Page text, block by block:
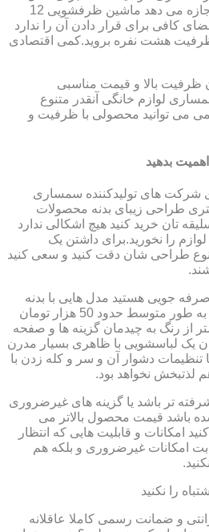
حتی اگر بودجه تان به شما اجازه می دهد ماشین ظرفشویی 12
کافی برای قرار دادن آن را ندارد
هشت نفره بروید.کمی اقتصادی
ظرفیت بالا و قیمت مناسبی
لوازم خانگی آنقدر متنوع
می توانید محصولی با ظرفیت و
بدهید
شرکت های تولیدکننده سمساری
طراحی زیبای بدنه محصولات
تان خرید کنید هیچ اشکالی ندارد
را نخورید.برای داشتن یک
و نوع طراحی شان دقت کنید و سعی کنید
صرفه جویی هستید مدل هایی با بدنه
سفید رنگ را انتخاب کنید که به طور متوسط حدود 50 هزار تومان
از رنگ به چیدمان گزینه ها و صفحه
یک لباسشویی با ظاهری بسیار مدرن
دشوار آن و سر و کله زدن با
لذتبخش نخواهد بود.
تر باشد یا گزینه های غیرضروری
باشد قیمت محصول بالاتر می
امکانات و قابلیت هایی که انتظار
بابت امکانات غیرضروری و بلکه هم
را نکنید
و ضمانت رسمی کاملا عاقلانه